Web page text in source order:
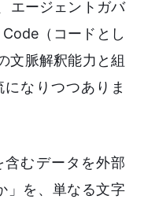
エージェントガバ
（コードとし
文脈解釈能力と組
なりつつありま
むデータを外部
」を、単なる文字